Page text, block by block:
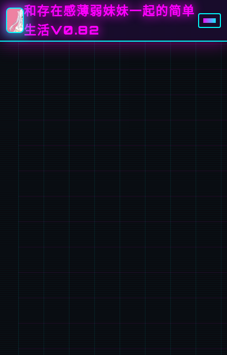
和存在感薄弱妹妹一起的简单
生活V0.82